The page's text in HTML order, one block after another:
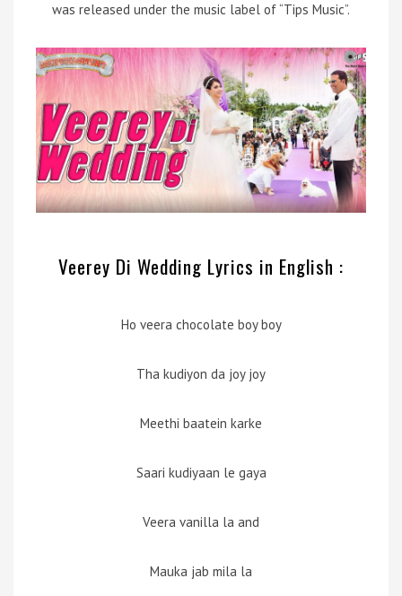
was released under the music label of “Tips Music”.
Veerey Di Wedding Lyrics in English :
Ho veera chocolate boy boy
Tha kudiyon da joy joy
Meethi baatein karke
Saari kudiyaan le gaya
Veera vanilla la and
Mauka jab mila la